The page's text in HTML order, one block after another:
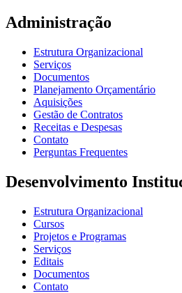
Administração
Estrutura Organizacional
Serviços
Documentos
Planejamento Orçamentário
Aquisições
Gestão de Contratos
Receitas e Despesas
Contato
Perguntas Frequentes
Desenvolvimento
Estrutura Organizacional
Cursos
Projetos e Programas
Serviços
Editais
Documentos
Contato